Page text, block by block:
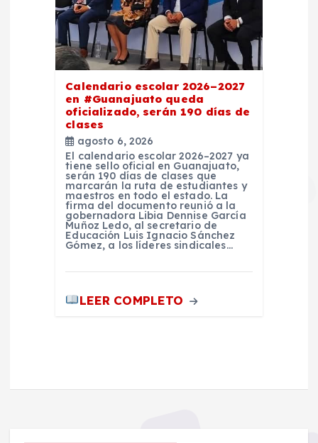
Calendario escolar 2026–2027
en #Guanajuato queda
oficializado, serán 190 días de
clases
agosto 6, 2026
El calendario escolar 2026–2027 ya
tiene sello oficial en Guanajuato,
serán 190 días de clases que
marcarán la ruta de estudiantes y
maestros en todo el estado. La
firma del documento reunió a la
gobernadora Libia Dennise García
Muñoz Ledo, al secretario de
Educación Luis Ignacio Sánchez
Gómez, a los líderes sindicales…
LEER COMPLETO